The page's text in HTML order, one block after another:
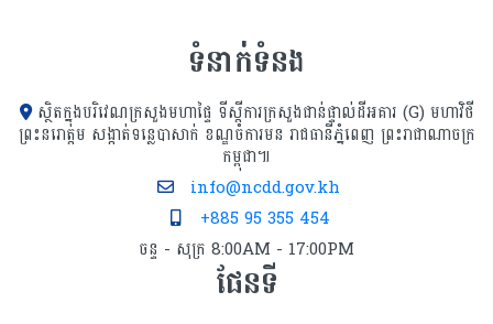
ទំនាក់ទំនង
ស្ថិតក្នុងបរិវេណក្រសួងមហាផ្ទៃ ទីស្ដីការក្រសួង​ជាន់ផ្ទាល់ដីអគារ (G) មហាវិថី
ព្រះនរោត្តម សង្កាត់ទន្លេបាសាក់ ខណ្ឌចំការមន រាជធានីភ្នំពេញ ព្រះរាជាណាចក្រ
កម្ពុជា៕
info@ncdd.gov.kh
+885 95 355 454
ចន្ទ - សុក្រ 8:00AM - 17:00PM
ផែនទី